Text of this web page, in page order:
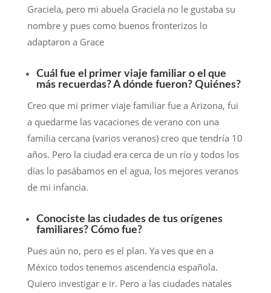
Graciela, pero mi abuela Graciela no le gustaba su
nombre y pues como buenos fronterizos lo
adaptaron a Grace
Cuál fue el primer viaje familiar o el que
más recuerdas? A dónde fueron? Quiénes?
Creo que mi primer viaje familiar fue a Arizona, fui
a quedarme las vacaciones de verano con una
familia cercana (varios veranos) creo que tendría 10
años. Pero la ciudad era cerca de un río y todos los
días lo pasábamos en el agua, los mejores veranos
de mi infancia.
Conociste las ciudades de tus orígenes
familiares? Cómo fue?
Pues aún no, pero es el plan. Ya ves que en a
México todos tenemos ascendencia española.
Quiero investigar e ir. Pero a las ciudades natales